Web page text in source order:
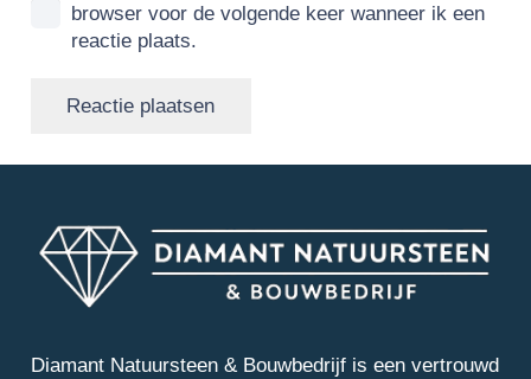
browser voor de volgende keer wanneer ik een
reactie plaats.
Reactie plaatsen
Diamant Natuursteen & Bouwbedrijf is een vertrouwd